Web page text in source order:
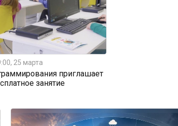
25 марта
приглашает
занятие